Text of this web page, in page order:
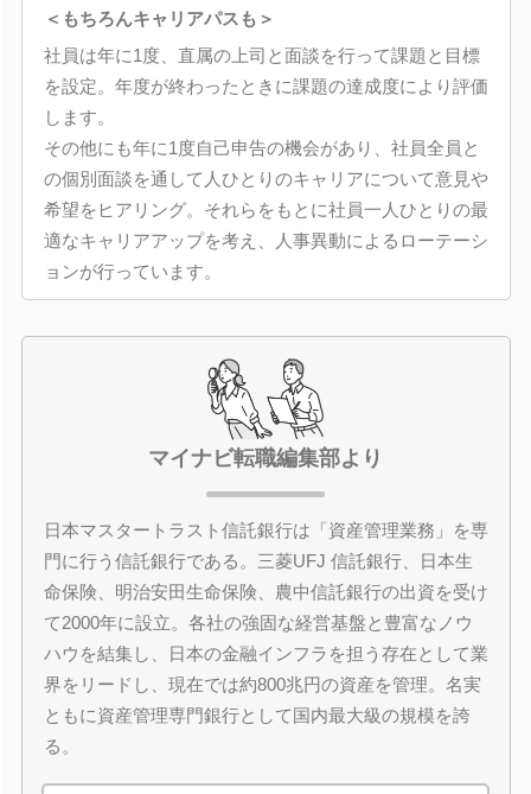
＜もちろんキャリアパスも＞
社員は年に1度、直属の上司と面談を行って課題と目標
を設定。年度が終わったときに課題の達成度により評価
します。
その他にも年に1度自己申告の機会があり、社員全員と
の個別面談を通して人ひとりのキャリアについて意見や
希望をヒアリング。それらをもとに社員一人ひとりの最
適なキャリアアップを考え、人事異動によるローテーシ
ョンが行っています。
マイナビ転職編集部より
日本マスタートラスト信託銀行は「資産管理業務」を専
門に行う信託銀行である。三菱UFJ 信託銀行、日本生
命保険、明治安田生命保険、農中信託銀行の出資を受け
て2000年に設立。各社の強固な経営基盤と豊富なノウ
ハウを結集し、日本の金融インフラを担う存在として業
界をリードし、現在では約800兆円の資産を管理。名実
ともに資産管理専門銀行として国内最大級の規模を誇
る。